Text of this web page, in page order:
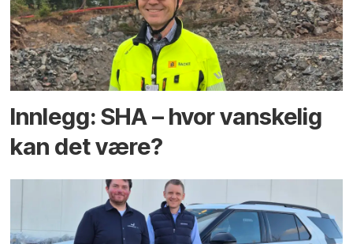
Innlegg: SHA – hvor vanskelig
kan det være?